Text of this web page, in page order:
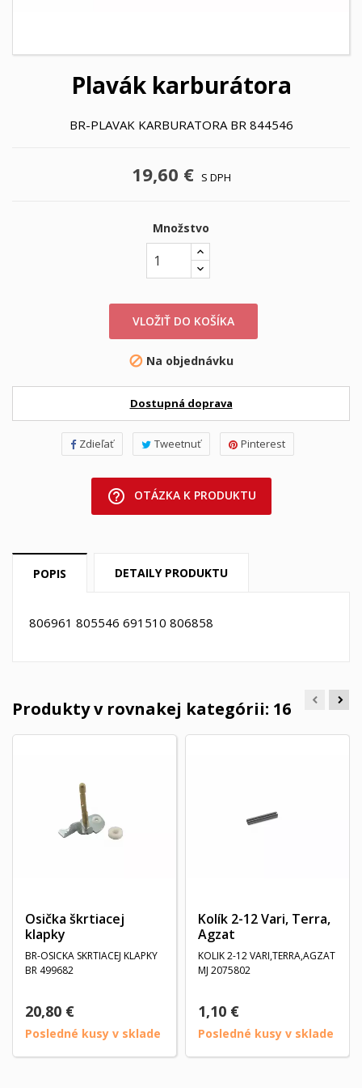
Plavák karburátora
BR-PLAVAK KARBURATORA BR 844546
19,60 € S DPH
Množstvo
VLOŽIŤ DO KOŠÍKA
 Na objednávku
Dostupná doprava
Zdieľať Tweetnuť Pinterest
help_outline OTÁZKA K PRODUKTU
POPIS DETAILY PRODUKTU
806961 805546 691510 806858
Produkty v rovnakej kategórii: 16
Osička škrtiacej
klapky
BR-OSICKA SKRTIACEJ KLAPKY
BR 499682
20,80 €
Posledné kusy v sklade
Kolík 2-12 Vari, Terra,
Agzat
KOLIK 2-12 VARI,TERRA,AGZAT
MJ 2075802
1,10 €
Posledné kusy v sklade